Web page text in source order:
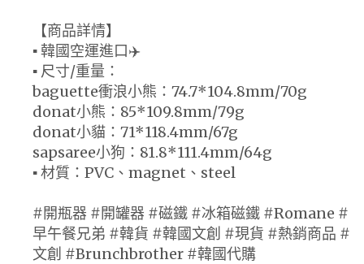
【商品詳情】
▪ 韓國空運進口✈️
▪ 尺寸/重量：
baguette衝浪小熊：74.7*104.8mm/70g
donat小熊：85*109.8mm/79g
donat小貓：71*118.4mm/67g
sapsaree小狗：81.8*111.4mm/64g
▪ 材質：PVC、magnet、steel
#開瓶器 #開罐器 #磁鐵 #冰箱磁鐵 #Romane #
早午餐兄弟 #韓貨 #韓國文創 #現貨 #熱銷商品 #
文創 #Brunchbrother #韓國代購